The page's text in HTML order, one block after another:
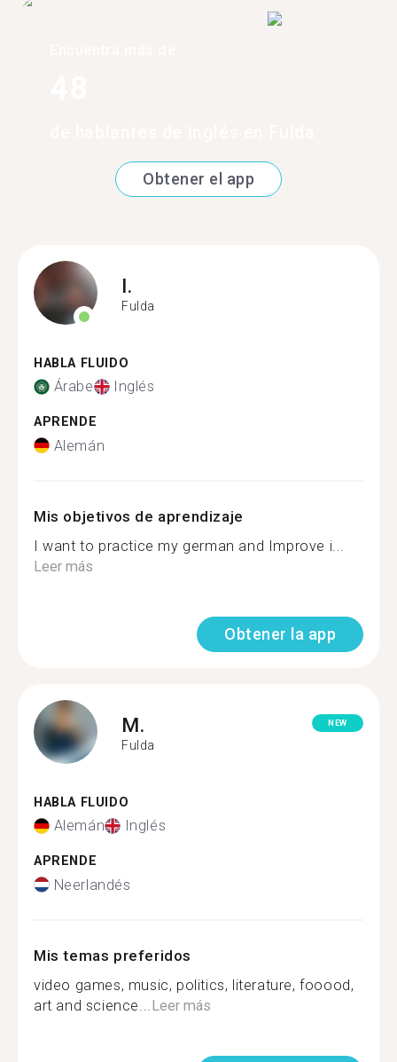
Obtener el app
I.
Fulda
HABLA FLUIDO
Árabe Inglés
APRENDE
Alemán
Mis objetivos de aprendizaje
I want to practice my german and Improve i...
Leer más
Obtener la app
M.
Fulda
NEW
HABLA FLUIDO
Alemán Inglés
APRENDE
Neerlandés
Mis temas preferidos
video games, music, politics, literature, fooood,
art and science... Leer más